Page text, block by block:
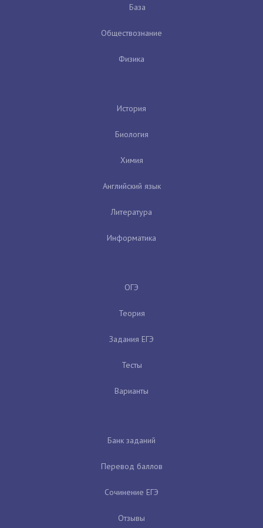
База
Обществознание
Физика
История
Биология
Химия
Английский язык
Литература
Информатика
ОГЭ
Теория
Задания ЕГЭ
Тесты
Варианты
Банк заданий
Перевод баллов
Сочинение ЕГЭ
Отзывы